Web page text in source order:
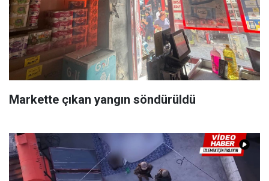
Markette çıkan yangın söndürüldü